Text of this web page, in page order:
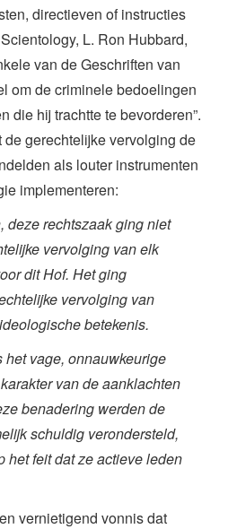
directieven of instructies
L. Ron Hubbard,
van de Geschriften van
om de criminele bedoelingen
die hij trachtte te bevorderen”.
gerechtelijke vervolging de
als louter instrumenten
implementeren:
deze rechtszaak ging niet
vervolging van elk
dit Hof. Het ging
vervolging van
betekenis.
vage, onnauwkeurige
van de aanklachten
benadering werden de
schuldig verondersteld,
het feit dat ze actieve leden
vernietigend vonnis dat